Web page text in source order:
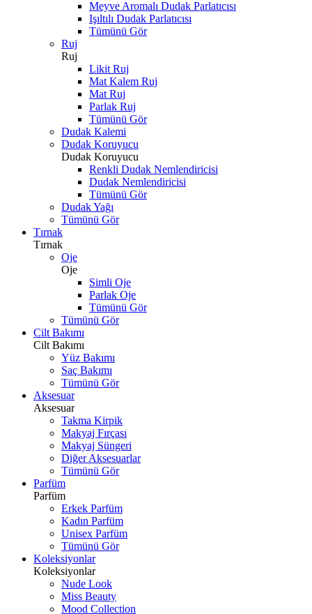
Meyve Aromalı Dudak Parlatıcısı
Işıltılı Dudak Parlatıcısı
Tümünü Gör
Ruj
Ruj
Likit Ruj
Mat Kalem Ruj
Mat Ruj
Parlak Ruj
Tümünü Gör
Dudak Kalemi
Dudak Koruyucu
Dudak Koruyucu
Renkli Dudak Nemlendiricisi
Dudak Nemlendiricisi
Tümünü Gör
Dudak Yağı
Tümünü Gör
Tırnak
Tırnak
Oje
Oje
Simli Oje
Parlak Oje
Tümünü Gör
Tümünü Gör
Cilt Bakımı
Cilt Bakımı
Yüz Bakımı
Saç Bakımı
Tümünü Gör
Aksesuar
Aksesuar
Takma Kirpik
Makyaj Fırçası
Makyaj Süngeri
Diğer Aksesuarlar
Tümünü Gör
Parfüm
Parfüm
Erkek Parfüm
Kadın Parfüm
Unisex Parfüm
Tümünü Gör
Koleksiyonlar
Koleksiyonlar
Nude Look
Miss Beauty
Mood Collection